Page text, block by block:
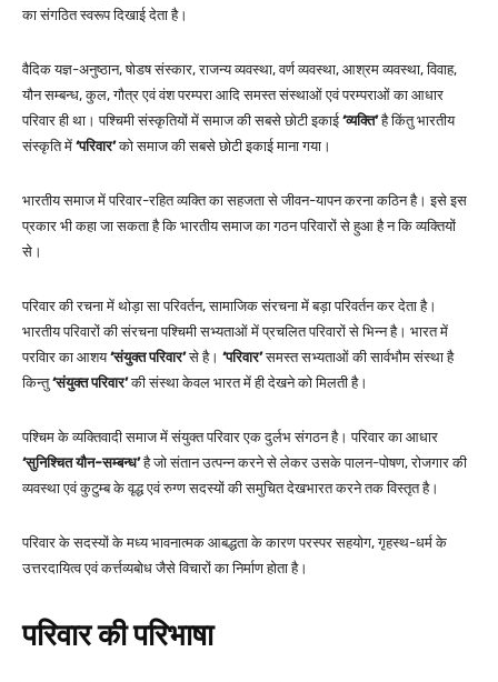
का संगठित स्वरूप दिखाई देता है।
वैदिक यज्ञ-अनुष्ठान, षोडष संस्कार, राजन्य व्यवस्था, वर्ण व्यवस्था, आश्रम व्यवस्था, विवाह,
यौन सम्बन्ध, कुल, गौत्र एवं वंश परम्परा आदि समस्त संस्थाओं एवं परम्पराओं का आधार
परिवार ही था। पश्चिमी संस्कृतियों में समाज की सबसे छोटी इकाई‘व्यक्ति’है किंतु भारतीय
संस्कृति में ‘परिवार’को समाज की सबसे छोटी इकाई माना गया।
भारतीय समाज में परिवार-रहित व्यक्ति का सहजता से जीवन-यापन करना कठिन है। इसे इस
प्रकार भी कहा जा सकता है कि भारतीय समाज का गठन परिवारों से हुआ है न कि व्यक्तियों
से।
परिवार की रचना में थोड़ा सा परिवर्तन, सामाजिक संरचना में बड़ा परिवर्तन कर देता है।
भारतीय परिवारों की संरचना पश्चिमी सभ्यताओं में प्रचलित परिवारों से भिन्न है। भारत में
परविार का आशय‘संयुक्त परिवार’से है। ‘परिवार’समस्त सभ्यताओं की सार्वभौम संस्था है
किन्तु‘संयुक्त परिवार’की संस्था केवल भारत में ही देखने को मिलती है।
पश्चिम के व्यक्तिवादी समाज में संयुक्त परिवार एक दुर्लभ संगठन है। परिवार का आधार
‘सुनिश्चित यौन-सम्बन्ध’है जो संतान उत्पन्न करने से लेकर उसके पालन-पोषण, रोजगार की
व्यवस्था एवं कुटुम्ब के वृद्ध एवं रुग्ण सदस्यों की समुचित देखभारत करने तक विस्तृत है।
परिवार के सदस्यों के मध्य भावनात्मक आबद्धता के कारण परस्पर सहयोग, गृहस्थ-धर्म के
उत्तरदायित्व एवं कर्त्तव्यबोध जैसे विचारों का निर्माण होता है।
परिवार की परिभाषा